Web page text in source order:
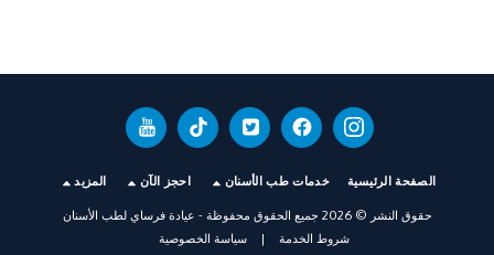
الصفحة الرئيسية خدمات طب الأسنان احجز الآن المزيد
حقوق النشر © 2026 جميع الحقوق محفوظة -
عيادة فرساي لطب الأسنان
شروط الخدمة |سياسة الخصوصية